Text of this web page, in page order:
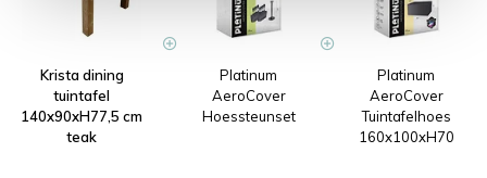
Krista dining
tuintafel
140x90xH77,5 cm
teak
Platinum
AeroCover
Hoessteunset
Platinum
AeroCover
Tuintafelhoes
160x100xH70